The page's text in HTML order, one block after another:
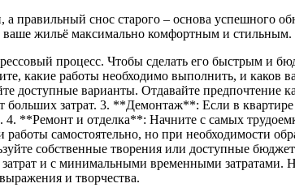
правильный снос старого – основа успешного
ваше жильё максимально комфортным и стильным.
процесс. Чтобы сделать его быстрым и
какие работы необходимо выполнить, и
доступные варианты. Отдавайте предпочтение
больших затрат. 3. **Демонтаж**: Если в
**Ремонт и отделка**: Начните с самых
работы самостоятельно, но при необходимости
собственные творения или доступные
и с минимальными временными затратами.
и творчества.